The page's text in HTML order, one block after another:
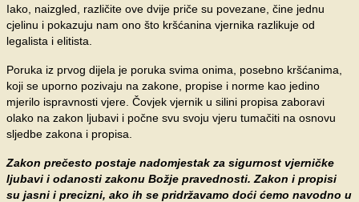
Iako, naizgled, različite ove dvije priče su povezane, čine jednu
cjelinu i pokazuju nam ono što kršćanina vjernika razlikuje od
legalista i elitista.
Poruka iz prvog dijela je poruka svima onima, posebno kršćanima,
koji se uporno pozivaju na zakone, propise i norme kao jedino
mjerilo ispravnosti vjere. Čovjek vjernik u silini propisa zaboravi
olako na zakon ljubavi i počne svu svoju vjeru tumačiti na osnovu
sljedbe zakona i propisa.
Zakon prečesto postaje nadomjestak za sigurnost vjerničke
ljubavi i odanosti zakonu Božje pravednosti. Zakon i propisi
su jasni i precizni, ako ih se pridržavamo doći ćemo navodno u